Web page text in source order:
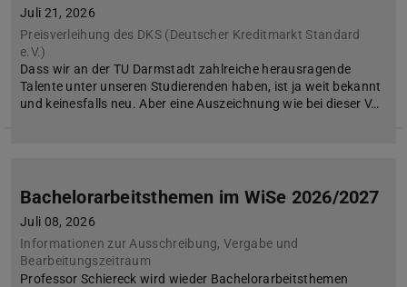
Juli 21, 2026
Preisverleihung des DKS (Deutscher Kreditmarkt Standard
e.V.)
Dass wir an der TU Darmstadt zahlreiche herausragende
Talente unter unseren Studierenden haben, ist ja weit bekannt
und keinesfalls neu. Aber eine Auszeichnung wie bei dieser V…
Bachelorarbeitsthemen im WiSe 2026/2027
Juli 08, 2026
Informationen zur Ausschreibung, Vergabe und
Bearbeitungszeitraum
Professor Schiereck wird wieder Bachelorarbeitsthemen